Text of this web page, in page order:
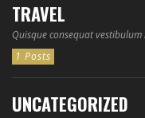
TRAVEL
Quisque consequat
1 Posts
UNCATEGORIZED